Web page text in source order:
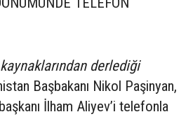
derlediği
Başbakanı Nikol Paşinyan,
İlham Aliyev’i telefonla